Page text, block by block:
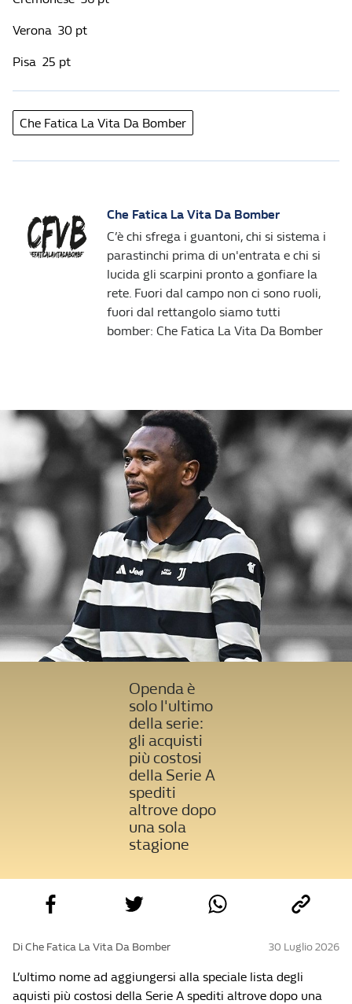
Verona 30 pt
Pisa 25 pt
Che Fatica La Vita Da Bomber
Che Fatica La Vita Da Bomber
C’è chi sfrega i guantoni, chi si sistema i
parastinchi prima di un'entrata e chi si
lucida gli scarpini pronto a gonfiare la
rete. Fuori dal campo non ci sono ruoli,
fuori dal rettangolo siamo tutti
bomber: Che Fatica La Vita Da Bomber
Openda è
solo l'ultimo
della serie:
gli acquisti
più costosi
della Serie A
spediti
altrove dopo
una sola
stagione
Di Che Fatica La Vita Da Bomber 30 Luglio 2026
L’ultimo nome ad aggiungersi alla speciale lista degli
aquisti più costosi della Serie A spediti altrove dopo una